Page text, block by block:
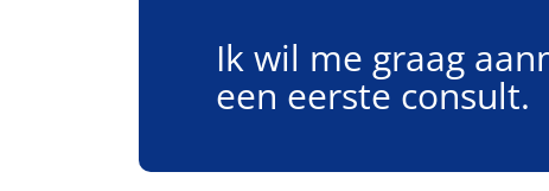
Ik wil me graag
een eerste consult.